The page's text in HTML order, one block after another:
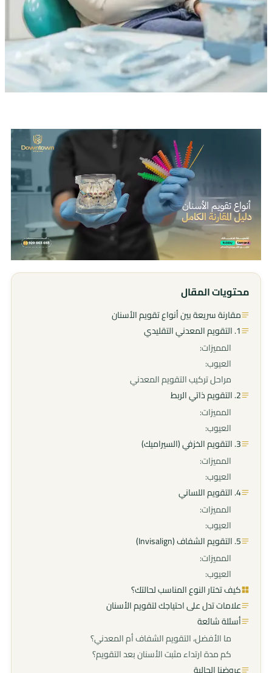
محتويات المقال
مقارنة سريعة بين أنواع تقويم الأسنان
1. التقويم المعدني التقليدي
المميزات:
العيوب:
مراحل تركيب التقويم المعدني
2. التقويم ذاتي الربط
المميزات:
العيوب:
3. التقويم الخزفي (السيراميك)
المميزات:
العيوب:
4. التقويم اللساني
المميزات:
العيوب:
5. التقويم الشفاف (Invisalign)
المميزات:
العيوب:
كيف تختار النوع المناسب لحالتك؟
علامات تدل على احتياجك لتقويم الأسنان
أسئلة شائعة
ما الأفضل، التقويم الشفاف أم المعدني؟
كم مدة ارتداء مثبت الأسنان بعد التقويم؟
عروضنا الحالية